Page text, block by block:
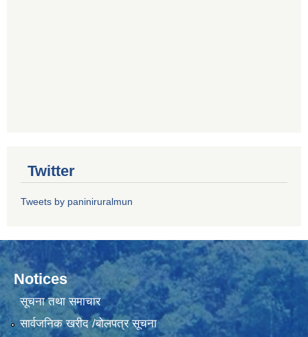
Twitter
Tweets by paniniruralmun
Notices
सूचना तथा समाचार
सार्वजनिक खरीद /बोलपत्र सूचना